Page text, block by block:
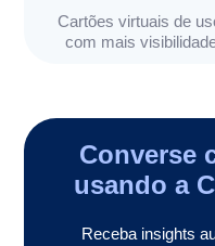
Cartões virtuais de
com mais
Converse
usando a
Receba insights